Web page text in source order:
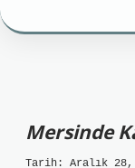
Mersinde
Tarih: Aralık 28,